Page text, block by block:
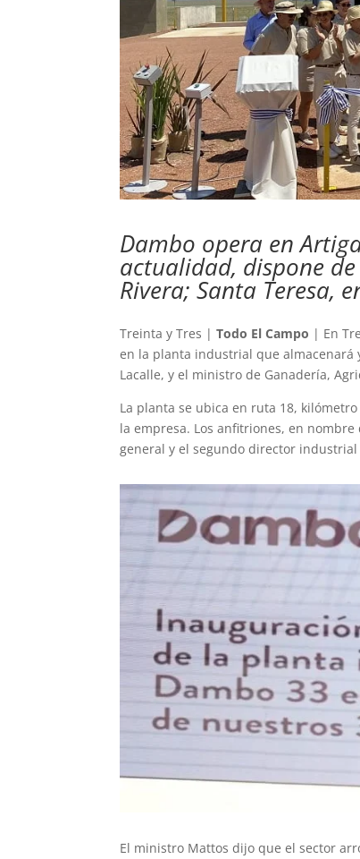
Dambo opera en
actualidad, dispone
Rivera; Santa Teresa,
Treinta y Tres |Todo El Campo | En
en la planta industrial que almacenará
Lacalle, y el ministro de Ganadería,
La planta se ubica en ruta 18,
la empresa. Los anfitriones, en
general y el segundo director industrial
El ministro Mattos dijo que el sector